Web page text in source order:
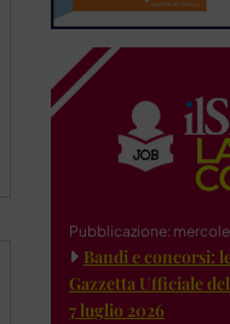
Pubblicazione:
Bandi e concorsi:
Gazzetta Ufficiale
7 luglio 2026